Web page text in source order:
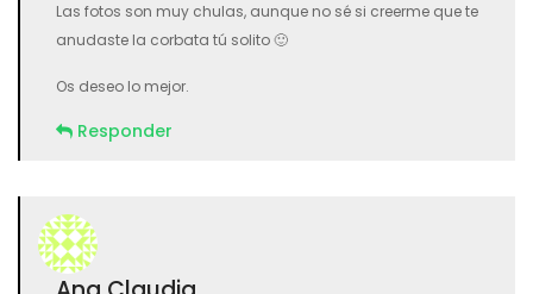
Las fotos son muy chulas, aunque no sé si creerme que te
anudaste la corbata tú solito 🙂
Os deseo lo mejor.
Responder